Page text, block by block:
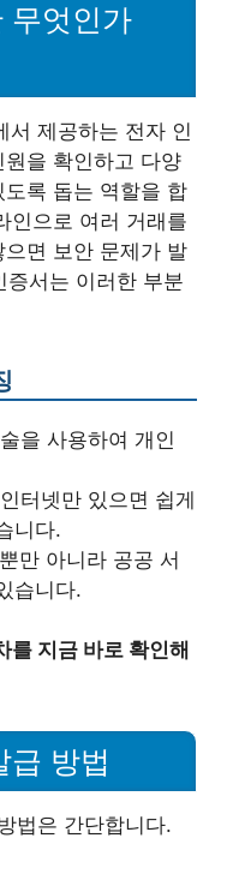
무엇인가
서 제공하는 전자 인
을 확인하고 다양
록 돕는 역할을 합
인으로 여러 거래를
면 보안 문제가 발
서는 이러한 부분
을 사용하여 개인
터넷만 있으면 쉽게
니다.
만 아니라 공공 서
습니다.
를 지금 바로 확인해
급 방법
법은 간단합니다.